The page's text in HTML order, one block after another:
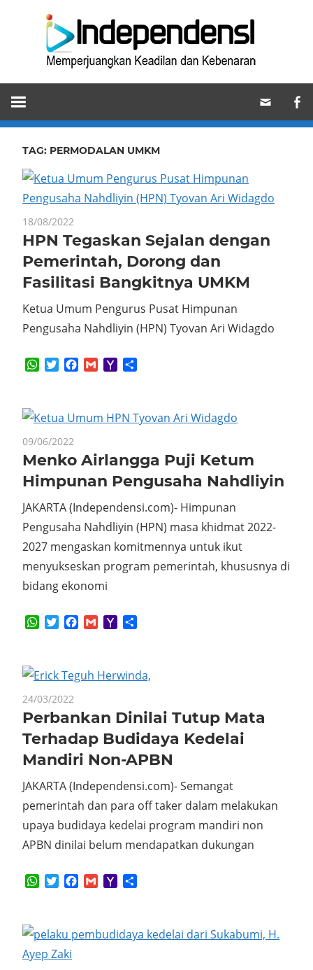
Memperjuangkan
Keadilan
dan
Kebenaran
TAG: PERMODALAN UMKM
18/08/2022
HPN Tegaskan Sejalan dengan
Pemerintah, Dorong dan
Fasilitasi Bangkitnya UMKM
Ketua Umum Pengurus Pusat Himpunan
Pengusaha Nahdliyin (HPN) Tyovan Ari Widagdo
WhatsApp
TwitterFacebook
GmailYahoo
09/06/2022
Menko Airlangga Puji Ketum
Himpunan Pengusaha Nahdliyin
JAKARTA (Independensi.com)- Himpunan
Pengusaha Nahdliyin (HPN) masa khidmat 2022-
2027 mengaskan komitmennya untuk ikut
menyukseskan program pemerintah, khususnya di
bidang ekonomi
WhatsApp
TwitterFacebook
GmailYahoo
24/03/2022
Perbankan Dinilai Tutup Mata
Terhadap Budidaya Kedelai
Mandiri Non-APBN
JAKARTA (Independensi.com)- Semangat
pemerintah dan para off taker dalam melakukan
upaya budidaya kedelai program mandiri non
APBN dinilai belum mendapatkan dukungan
WhatsApp
TwitterFacebook
GmailYahoo